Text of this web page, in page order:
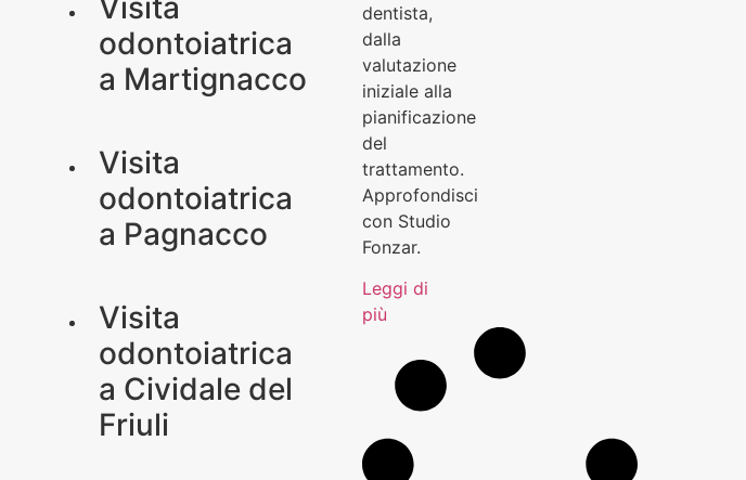
odontoiatrica
a Martignacco
Visita
odontoiatrica
a Pagnacco
Visita
odontoiatrica
a Cividale del
Friuli
dentista,
dalla
valutazione
iniziale alla
pianificazione
del
trattamento.
Approfondisci
con Studio
Fonzar.
Leggi di
più